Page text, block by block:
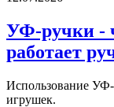
УФ-ручки -
работает
Использование
игрушек.